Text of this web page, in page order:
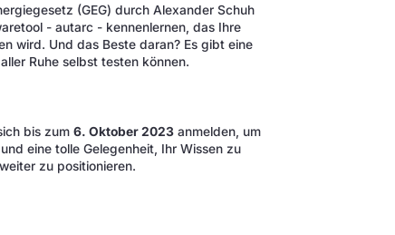
(GEG) durch Alexander Schuh
- autarc - kennenlernen, das Ihre
wird. Und das Beste daran? Es gibt eine
Ruhe selbst testen können.
bis zum6. Oktober 2023 anmelden, um
eine tolle Gelegenheit, Ihr Wissen zu
zu positionieren.